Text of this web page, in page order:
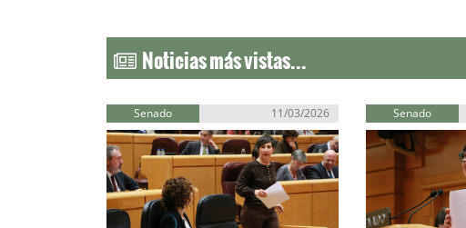
Noticias más vistas...
Senado 11/03/2026 Senado